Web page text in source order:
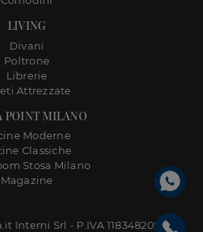
POINT MILANO
Moderne
Classiche
Stosa Milano
Magazine
LIVING
Divani
Poltrone
Librerie
Attrezzate
Interni Srl - P.IVA 11834820968 |